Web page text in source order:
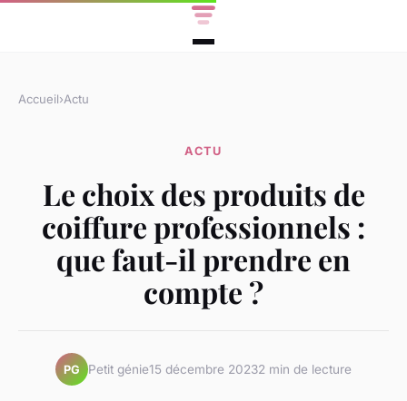
Accueil›Actu
ACTU
Le choix des produits de
coiffure professionnels :
que faut-il prendre en
compte ?
PG Petit génie15 décembre 20232 min de lecture